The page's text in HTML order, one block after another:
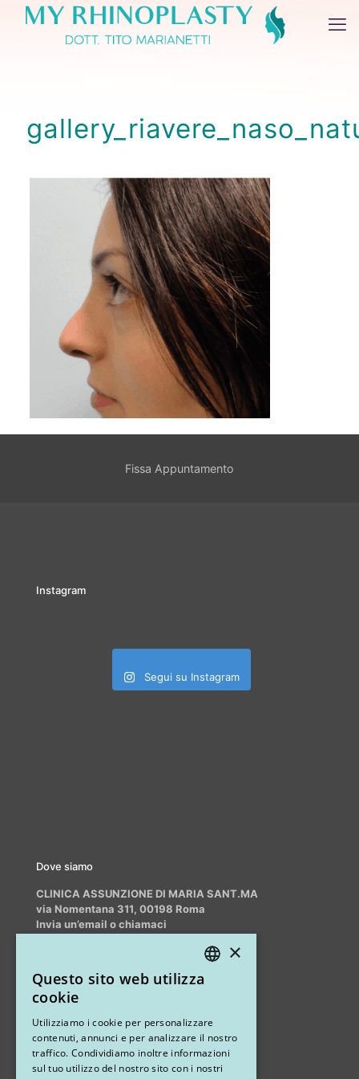
Fissa Appuntamento
Instagram
Segui su Instagram
Dove siamo
CLINICA ASSUNZIONE DI MARIA SANT.MA
via Nomentana 311, 00198 Roma
Invia un’email o chiamaci
Altri studi
STUDIO MARIANETTI MED
via Sandro Pertini 26, 67051 Avezzano (AQ)
×
Questo sito web utilizza
cookie
Utilizziamo i cookie per personalizzare
contenuti, annunci e per analizzare il nostro
traffico. Condividiamo inoltre informazioni
sul tuo utilizzo del nostro sito con i nostri